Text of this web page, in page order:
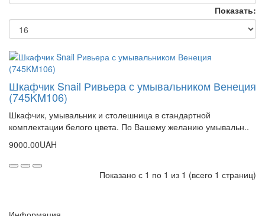
Показать:
Шкафчик Snail Ривьера с умывальником Венеция
(745KM106)
Шкафчик, умывальник и столешница в стандартной
комплектации белого цвета. По Вашему желанию умывальн..
9000.00UAH
Показано с 1 по 1 из 1 (всего 1 страниц)